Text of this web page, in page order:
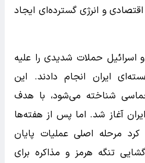
و انرژی گسترده‌ای ایجاد
اسرائیل حملات شدیدی را علیه
ایران انجام دادند. این
شناخته می‌شود، با هدف
آغاز شد. اما پس از هفته‌ها
کرد مرحله اصلی عملیات پایان
تنگه هرمز و مذاکره برای